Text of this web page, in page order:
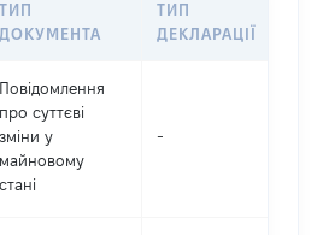
ТИП
ДОКУМЕНТА
ТИП
ДЕКЛАРАЦІЇ
Повідомлення
про суттєві
зміни y
майновому
стані
-